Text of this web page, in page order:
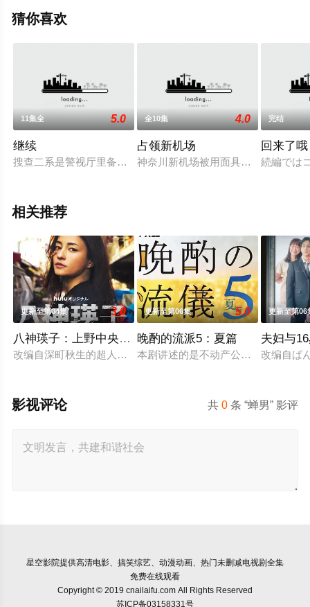
删减完整版电视剧全集就上星空影视，更多相关信息可移
猜你喜欢
11集全 5.0
继续
搜查二系是警视厅里备受冷落的所在，虽说顶着“专门负责处理
全10集 4.0
占领新机场
神奈川新机场被用面具遮住脸的武装
完结
回来了
続編では
相关推荐
更新至第04集 3.0
八神瑛子：上野中央署组织犯罪对策课
改编自深町秋生的超人气警察小说《组织犯罪对策课 八神瑛子
更新至第06集 5.0
晚酌的流派5：夏篇
本剧讲述的是不动产公司营业员伊泽
更新至第06
夫妇与
改编自ぱ
共0 条 “蝉男” 影评
影视评论
星空影院提供高清电影、搞笑综艺、动漫动画、热门未删减电视剧全集
免费在线观看
Copyright © 2019 cnailaifu.com All Rights Reserved
苏ICP备03158331号